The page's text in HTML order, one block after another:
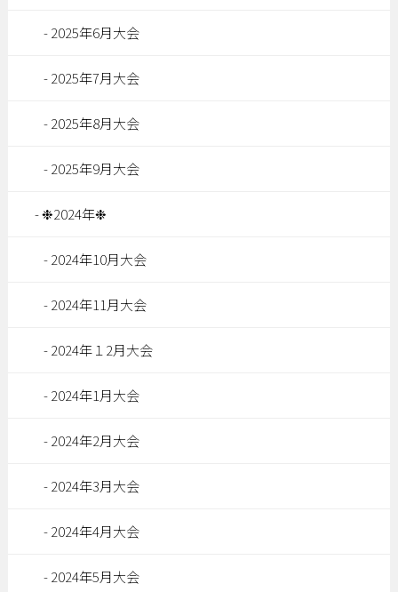
2025年6月大会
2025年7月大会
2025年8月大会
2025年9月大会
❉2024年❉
2024年10月大会
2024年11月大会
2024年１2月大会
2024年1月大会
2024年2月大会
2024年3月大会
2024年4月大会
2024年5月大会